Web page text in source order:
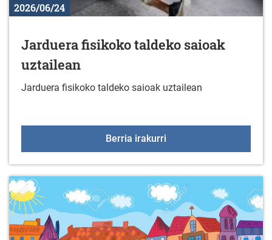
2026/06/24
Jarduera fisikoko taldeko saioak
uztailean
Jarduera fisikoko taldeko saioak uztailean
Berria irakurri